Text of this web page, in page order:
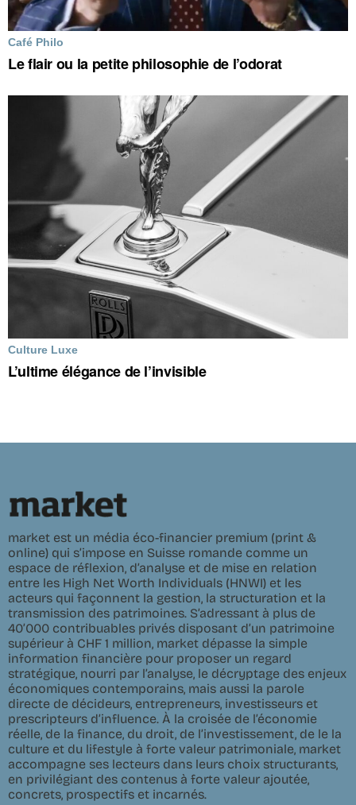
Café Philo
Le flair ou la petite philosophie de l’odorat
Culture Luxe
L’ultime élégance de l’invisible
market est un média éco-financier premium (print &
online) qui s’impose en Suisse romande comme un
espace de réflexion, d’analyse et de mise en relation
entre les High Net Worth Individuals (HNWI) et les
acteurs qui façonnent la gestion, la structuration et la
transmission des patrimoines. S’adressant à plus de
40’000 contribuables privés disposant d’un patrimoine
supérieur à CHF 1 million, market dépasse la simple
information financière pour proposer un regard
stratégique, nourri par l’analyse, le décryptage des enjeux
économiques contemporains, mais aussi la parole
directe de décideurs, entrepreneurs, investisseurs et
prescripteurs d’influence. À la croisée de l’économie
réelle, de la finance, du droit, de l’investissement, de le la
culture et du lifestyle à forte valeur patrimoniale, market
accompagne ses lecteurs dans leurs choix structurants,
en privilégiant des contenus à forte valeur ajoutée,
concrets, prospectifs et incarnés.